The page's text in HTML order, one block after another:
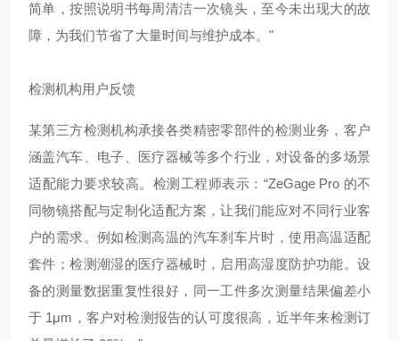
简单，按照说明书每周清洁一次镜头，至今未出现大的故
障，为我们节省了大量时间与维护成本。"
检测机构用户反馈
某第三方检测机构承接各类精密零部件的检测业务，客户
涵盖汽车、电子、医疗器械等多个行业，对设备的多场景
适配能力要求较高。检测工程师表示：“ZeGage Pro 的不
同物镜搭配与定制化适配方案，让我们能应对不同行业客
户的需求。例如检测高温的汽车刹车片时，使用高温适配
套件；检测潮湿的医疗器械时，启用高湿度防护功能。设
备的测量数据重复性很好，同一工件多次测量结果偏差小
于 1μm，客户对检测报告的认可度很高，近半年来检测订